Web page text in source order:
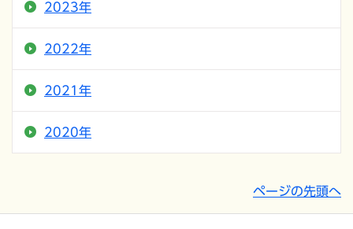
2023年
2022年
2021年
2020年
ページの先頭へ